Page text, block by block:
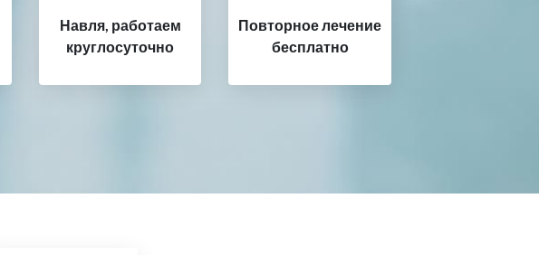
Навля, работаем
круглосуточно
Повторное лечение
бесплатно